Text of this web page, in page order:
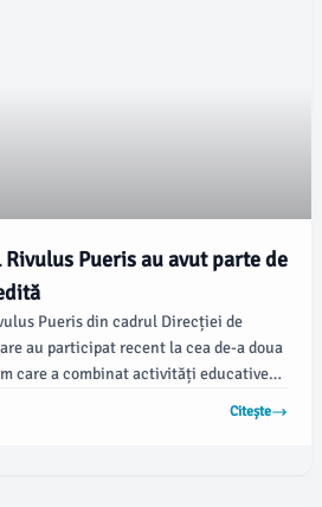
Pueris au avut parte de
Pueris din cadrul Direcției de
au participat recent la cea de-a doua
care a combinat activități educative
Potrivit emaramures.ro, copiii au
locuri și să învețe lucruri noi prin
Citește